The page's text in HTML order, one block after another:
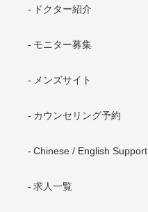
ドクター紹介
モニター募集
メンズサイト
カウンセリング予約
Chinese / English Support
求人一覧